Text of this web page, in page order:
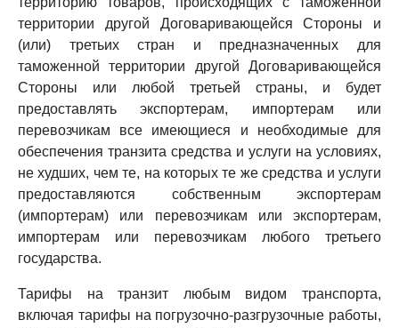
территории другой Договаривающейся Стороны и
(или) третьих стран и предназначенных для
таможенной территории другой Договаривающейся
Стороны или любой третьей страны, и будет
предоставлять экспортерам, импортерам или
перевозчикам все имеющиеся и необходимые для
обеспечения транзита средства и услуги на условиях,
не худших, чем те, на которых те же средства и услуги
предоставляются собственным экспортерам
(импортерам) или перевозчикам или экспортерам,
импортерам или перевозчикам любого третьего
государства.
Тарифы на транзит любым видом транспорта,
включая тарифы на погрузочно-разгрузочные работы,